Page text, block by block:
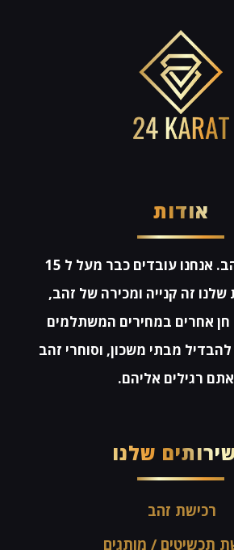
אודות
בית מסחר לזהב. אנחנו עובדים כבר מעל ל 15
זה קנייה ומכירה של זהב,
חן אחרים במחירים המשתלמים
מבתי משכון, וסוחרי זהב
רגילים אליהם.
שלנו
רכישת זהב
תכשיטים / מותגים